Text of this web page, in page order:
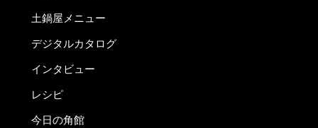
土鍋屋メニュー
デジタルカタログ
インタビュー
レシピ
今日の角館